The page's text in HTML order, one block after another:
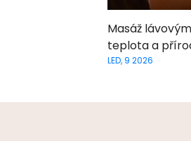
Masáž
teplota a
LED, 9 2026